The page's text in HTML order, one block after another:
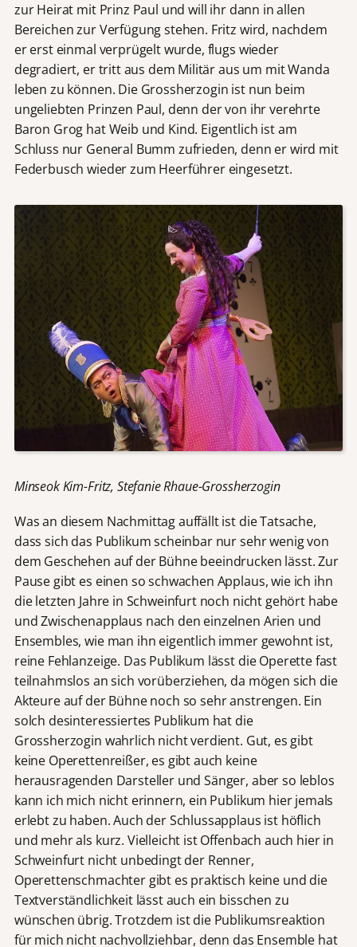
zur Heirat mit Prinz Paul und will ihr dann in allen
Bereichen zur Verfügung stehen. Fritz wird, nachdem
er erst einmal verprügelt wurde, flugs wieder
degradiert, er tritt aus dem Militär aus um mit Wanda
leben zu können. Die Grossherzogin ist nun beim
ungeliebten Prinzen Paul, denn der von ihr verehrte
Baron Grog hat Weib und Kind. Eigentlich ist am
Schluss nur General Bumm zufrieden, denn er wird mit
Federbusch wieder zum Heerführer eingesetzt.
Minseok Kim-Fritz, Stefanie Rhaue-Grossherzogin
Was an diesem Nachmittag auffällt ist die Tatsache,
dass sich das Publikum scheinbar nur sehr wenig von
dem Geschehen auf der Bühne beeindrucken lässt. Zur
Pause gibt es einen so schwachen Applaus, wie ich ihn
die letzten Jahre in Schweinfurt noch nicht gehört habe
und Zwischenapplaus nach den einzelnen Arien und
Ensembles, wie man ihn eigentlich immer gewohnt ist,
reine Fehlanzeige. Das Publikum lässt die Operette fast
teilnahmslos an sich vorüberziehen, da mögen sich die
Akteure auf der Bühne noch so sehr anstrengen. Ein
solch desinteressiertes Publikum hat die
Grossherzogin wahrlich nicht verdient. Gut, es gibt
keine Operettenreißer, es gibt auch keine
herausragenden Darsteller und Sänger, aber so leblos
kann ich mich nicht erinnern, ein Publikum hier jemals
erlebt zu haben. Auch der Schlussapplaus ist höflich
und mehr als kurz. Vielleicht ist Offenbach auch hier in
Schweinfurt nicht unbedingt der Renner,
Operettenschmachter gibt es praktisch keine und die
Textverständlichkeit lässt auch ein bisschen zu
wünschen übrig. Trotzdem ist die Publikumsreaktion
für mich nicht nachvollziehbar, denn das Ensemble hat